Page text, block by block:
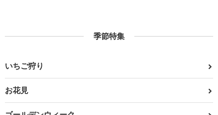
季節特集
いちご狩り
お花見